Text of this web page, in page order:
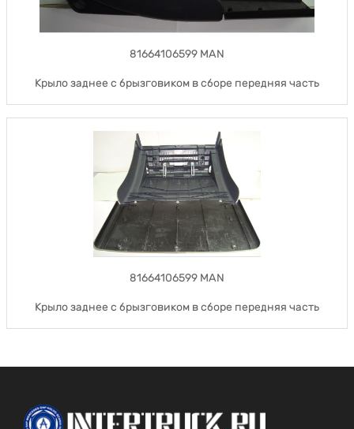
81664106599 MAN
Крыло заднее с брызговиком в сборе передняя часть
81664106599 MAN
Крыло заднее с брызговиком в сборе передняя часть